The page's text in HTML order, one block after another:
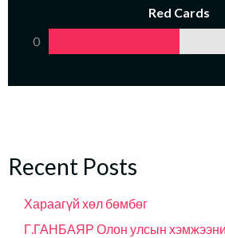
Red Cards
0
Recent Posts
Хараагүй хөл бөмбөг
Г.ГАНБАЯР Олон улсын